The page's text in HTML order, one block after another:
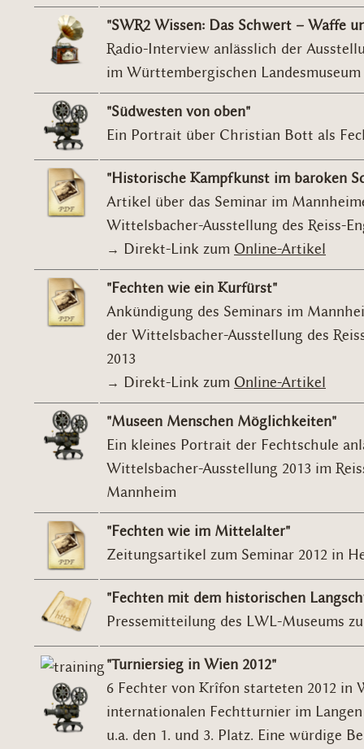
"SWR2 Wissen: Das Schwert – Waffe
Radio-Interview anlässlich der
im Württembergischen
"Südwesten von oben"
Ein Portrait über Christian Bott als
"Historische Kampfkunst im baroken
Artikel über das Seminar im
Wittelsbacher-Ausstellung des Reiss-
→ Direkt-Link zum Online-Artikel
"Fechten wie ein Kurfürst"
Ankündigung des Seminars im
der Wittelsbacher-Ausstellung des
2013
→ Direkt-Link zum Online-Artikel
"Museen Menschen Möglichkeiten"
Ein kleines Portrait der Fechtschule
Wittelsbacher-Ausstellung 2013 im
Mannheim
"Fechten wie im Mittelalter"
Zeitungsartikel zum Seminar 2012 in
"Fechten mit dem historischen
Pressemitteilung des LWL-Museums
"Turniersieg in Wien 2012"
6 Fechter von Krîfon starteten 2012 in
internationalen Fechtturnier im
u.a. den 1. und 3. Platz. Eine würdige